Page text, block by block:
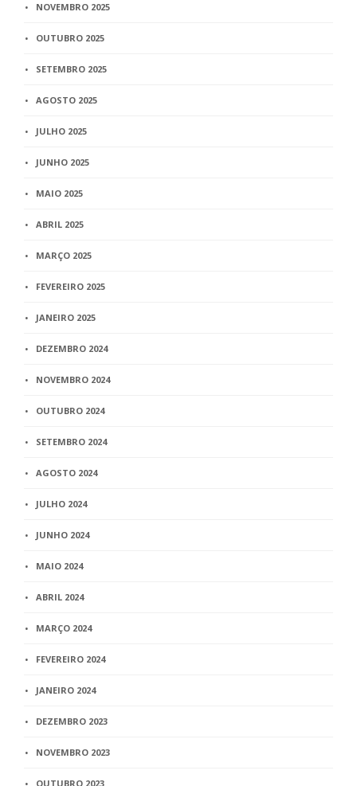
NOVEMBRO 2025
OUTUBRO 2025
SETEMBRO 2025
AGOSTO 2025
JULHO 2025
JUNHO 2025
MAIO 2025
ABRIL 2025
MARÇO 2025
FEVEREIRO 2025
JANEIRO 2025
DEZEMBRO 2024
NOVEMBRO 2024
OUTUBRO 2024
SETEMBRO 2024
AGOSTO 2024
JULHO 2024
JUNHO 2024
MAIO 2024
ABRIL 2024
MARÇO 2024
FEVEREIRO 2024
JANEIRO 2024
DEZEMBRO 2023
NOVEMBRO 2023
OUTUBRO 2023